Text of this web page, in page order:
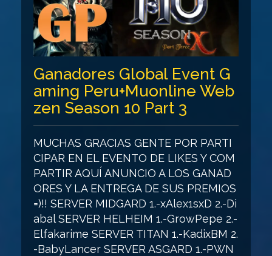
Ganadores Global Event G
aming Peru+Muonline Web
zen Season 10 Part 3
MUCHAS GRACIAS GENTE POR PARTI
CIPAR EN EL EVENTO DE LIKES Y COM
PARTIR AQUÍ ANUNCIO A LOS GANAD
ORES Y LA ENTREGA DE SUS PREMIOS
=)!! SERVER MIDGARD 1.-xAlex1sxD 2.-Di
abal SERVER HELHEIM 1.-GrowPepe 2.-
Elfakarime SERVER TITAN 1.-KadixBM 2.
-BabyLancer SERVER ASGARD 1.-PWN